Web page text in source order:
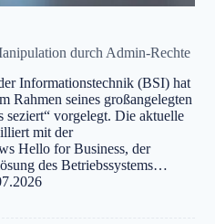
durch Admin-Rechte
Informationstechnik (BSI) hat
Rahmen seines großangelegten
vorgelegt. Die aktuelle
mit der
Hello for Business, der
des Betriebssystems…